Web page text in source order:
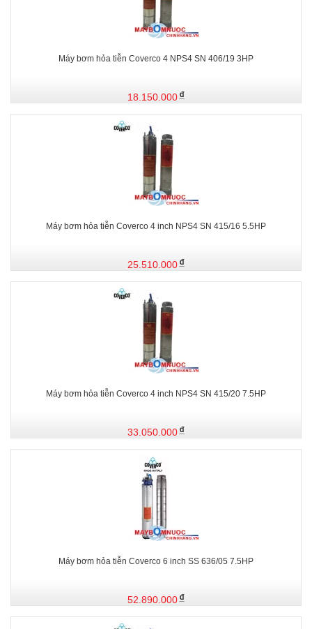
Máy bơm hỏa tiễn Coverco 4 NPS4 SN 406/19 3HP
18.150.000
Máy bơm hỏa tiễn Coverco 4 inch NPS4 SN 415/16 5.5HP
25.510.000
Máy bơm hỏa tiễn Coverco 4 inch NPS4 SN 415/20 7.5HP
33.050.000
Máy bơm hỏa tiễn Coverco 6 inch SS 636/05 7.5HP
52.890.000